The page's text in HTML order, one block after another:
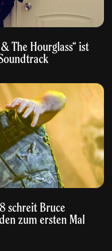
The Hourglass“ ist
schreit Bruce
zum ersten Mal